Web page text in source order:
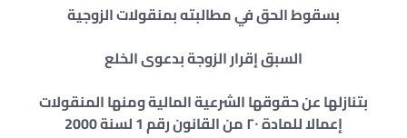
بسقوط الحق في مطالبته بمنقولات الزوجية
السبق إقرار الزوجة بدعوى الخلع
بتنازلها عن حقوقها الشرعية المالية ومنها المنقولات
إعمالا للمادة۲۰من القانون رقم1لسنة2000